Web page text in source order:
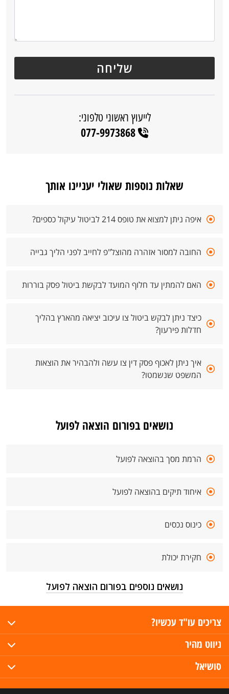
לייעוץ ראשוני טלפוני:
077-9973868
שאלות נוספות שאולי יעניינו אותך
איפה ניתן למצוא את טופס 214 לביטול עיקול כספים?
החובה למסור אזהרה מהוצל"פ לחייב לפני הליך גבייה
האם להמתין עד חלוף המועד לבקשת ביטול פסק בוררות
כיצד ניתן לבקש ביטול צו עיכוב יציאה מהארץ בהליך
חדלות פירעון?
איך ניתן לאכוף פסק דין צו עשה ולהבהיר את הוצאות
המשפט שנשמטו?
נושאים בפורום הוצאה לפועל
הרמת מסך בהוצאה לפועל
איחוד תיקים בהוצאה לפועל
כינוס נכסים
חקירת יכולת
נושאים נוספים בפורום הוצאה לפועל
צריכים עו"ד עכשיו?
ניווט מהיר
סושיאל